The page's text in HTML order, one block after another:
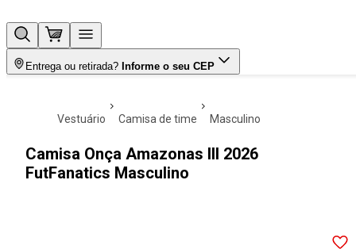
Entrega ou retirada? Informe o seu CEP
vestuário camisa de time masculino
Camisa Onça Amazonas III 2026
FutFanatics Masculino